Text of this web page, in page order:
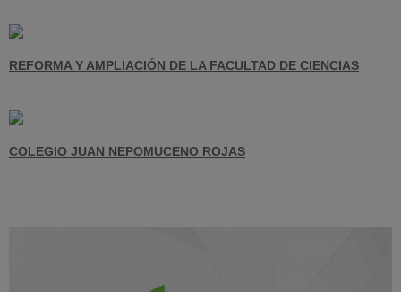
REFORMA Y AMPLIACIÓN DE LA FACULTAD DE CIENCIAS
COLEGIO JUAN NEPOMUCENO ROJAS